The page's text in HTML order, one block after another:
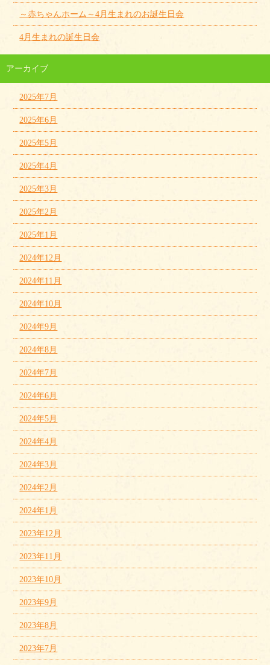
～赤ちゃんホーム～4月生まれのお誕生日会
4月生まれの誕生日会
アーカイブ
2025年7月
2025年6月
2025年5月
2025年4月
2025年3月
2025年2月
2025年1月
2024年12月
2024年11月
2024年10月
2024年9月
2024年8月
2024年7月
2024年6月
2024年5月
2024年4月
2024年3月
2024年2月
2024年1月
2023年12月
2023年11月
2023年10月
2023年9月
2023年8月
2023年7月